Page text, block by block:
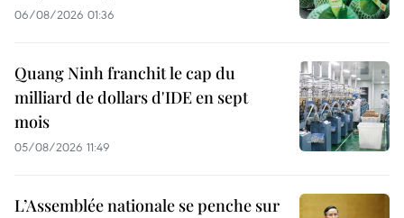
06/08/2026 01:36
Quang Ninh franchit le cap du
milliard de dollars d'IDE en sept
mois
05/08/2026 11:49
L’Assemblée nationale se penche sur